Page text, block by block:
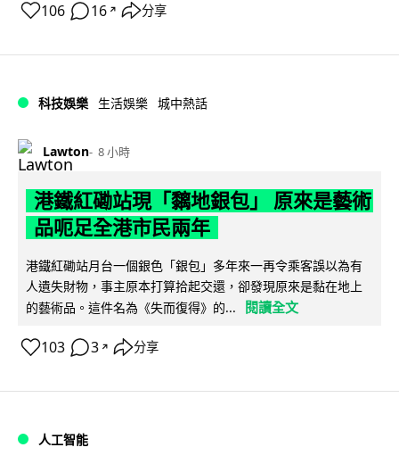
106 16 ↗ 分享
科技娛樂 生活娛樂 城中熱話
Lawton 8 小時
港鐵紅磡站現「黐地銀包」 原來是藝術
品呃足全港市民兩年
港鐵紅磡站月台一個銀色「銀包」多年來一再令乘客誤以為有
人遺失財物，事主原本打算拾起交還，卻發現原來是黏在地上
的藝術品。這件名為《失而復得》的...
閱讀全文
103 3 ↗ 分享
人工智能